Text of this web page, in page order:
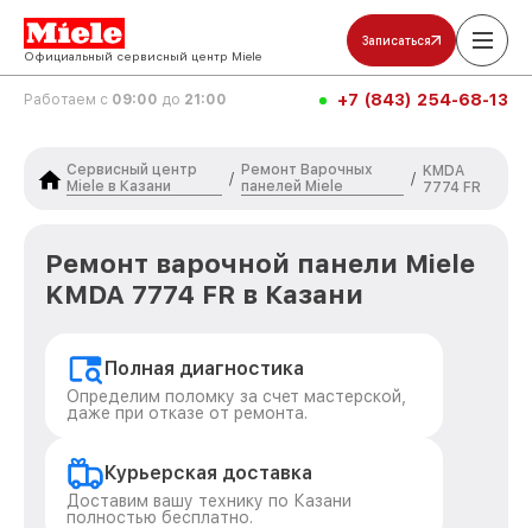
Официальный сервисный центр Miele
Записаться
Работаем с 09:00 до 21:00 +7 (843) 254-68-13
Сервисный центр
Miele в Казани
/
Ремонт Варочных
панелей Miele
/ KMDA
7774 FR
Ремонт варочной панели Miele
KMDA 7774 FR в Казани
Полная диагностика
Определим поломку за счет мастерской,
даже при отказе от ремонта.
Курьерская доставка
Доставим вашу технику по Казани
полностью бесплатно.